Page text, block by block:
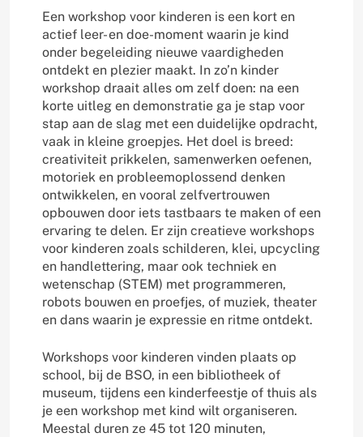
Een workshop voor kinderen is een kort en
actief leer- en doe-moment waarin je kind
onder begeleiding nieuwe vaardigheden
ontdekt en plezier maakt. In zo’n kinder
workshop draait alles om zelf doen: na een
korte uitleg en demonstratie ga je stap voor
stap aan de slag met een duidelijke opdracht,
vaak in kleine groepjes. Het doel is breed:
creativiteit prikkelen, samenwerken oefenen,
motoriek en probleemoplossend denken
ontwikkelen, en vooral zelfvertrouwen
opbouwen door iets tastbaars te maken of een
ervaring te delen. Er zijn creatieve workshops
voor kinderen zoals schilderen, klei, upcycling
en handlettering, maar ook techniek en
wetenschap (STEM) met programmeren,
robots bouwen en proefjes, of muziek, theater
en dans waarin je expressie en ritme ontdekt.
Workshops voor kinderen vinden plaats op
school, bij de BSO, in een bibliotheek of
museum, tijdens een kinderfeestje of thuis als
je een workshop met kind wilt organiseren.
Meestal duren ze 45 tot 120 minuten,